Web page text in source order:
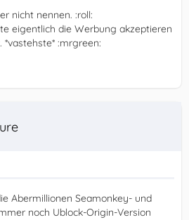
nicht nennen. :roll:
eigentlich die Werbung akzeptieren
*vastehste* :mrgreen:
Abermillionen Seamonkey- und
noch Ublock-Origin-Version